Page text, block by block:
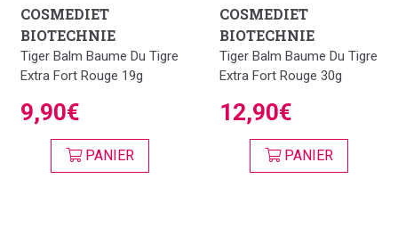
COSMEDIET
BIOTECHNIE
Tiger Balm Baume Du Tigre
Extra Fort Rouge 19g
9,90€
PANIER
COSMEDIET
BIOTECHNIE
Tiger Balm Baume Du Tigre
Extra Fort Rouge 30g
12,90€
PANIER